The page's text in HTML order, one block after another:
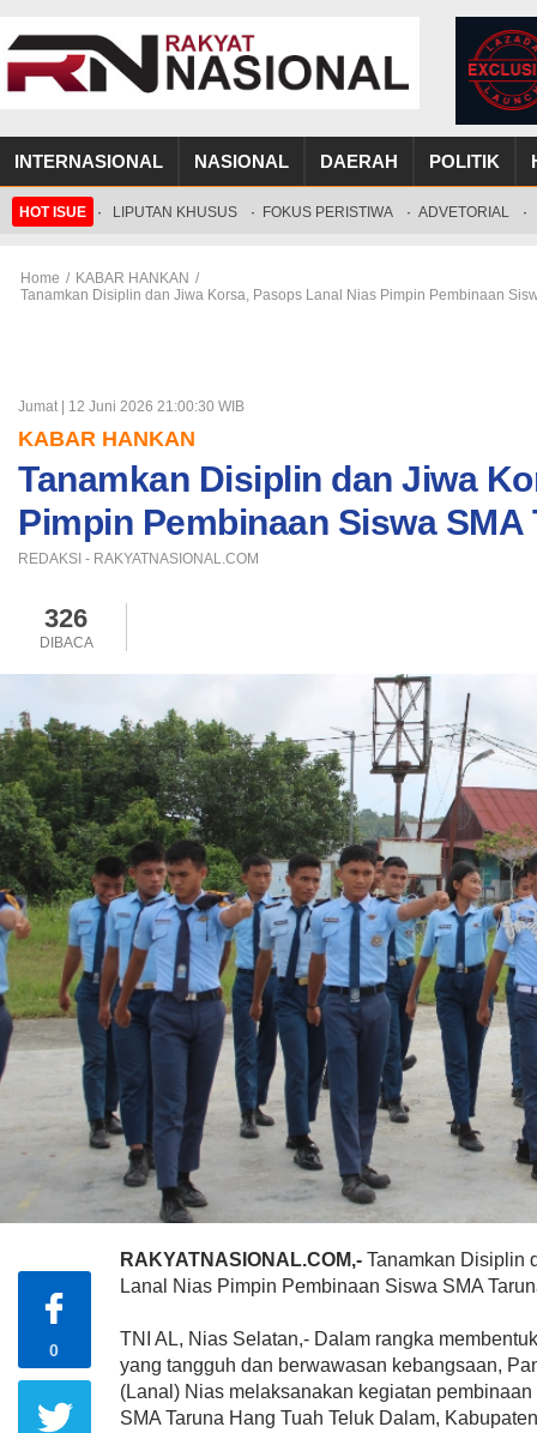
INTERNASIONAL NASIONAL DAERAH POLITIK
HOT ISUE · LIPUTAN KHUSUS · FOKUS PERISTIWA · ADVETORIAL ·
Home / KABAR HANKAN /
Tanamkan Disiplin dan Jiwa Korsa, Pasops Lanal Nias Pimpin Pembinaan
Jumat | 12 Juni 2026 21:00:30 WIB
KABAR HANKAN
Tanamkan Disiplin dan Jiwa
Pimpin Pembinaan Siswa SMA
REDAKSI - RAKYATNASIONAL.COM
326
DIBACA
0
RAKYATNASIONAL.COM,- Tanamkan Disiplin
Lanal Nias Pimpin Pembinaan Siswa SMA
TNI AL, Nias Selatan,- Dalam rangka
yang tangguh dan berwawasan kebangsaan,
(Lanal) Nias melaksanakan kegiatan
SMA Taruna Hang Tuah Teluk Dalam,